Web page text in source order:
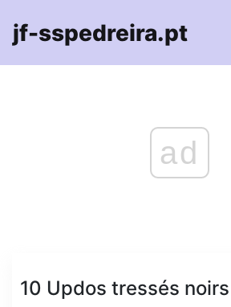
jf-sspedreira.pt
ad
10 Updos tressés